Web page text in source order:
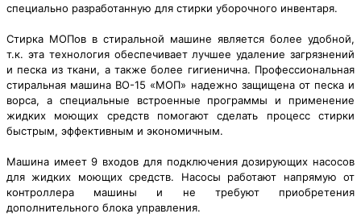
специально разработанную для стирки уборочного инвентаря.
Стирка МОПов в стиральной машине является более удобной,
т.к. эта технология обеспечивает лучшее удаление загрязнений
и песка из ткани, а также более гигиенична. Профессиональная
стиральная машина ВО-15 «МОП» надежно защищена от песка и
ворса, а специальные встроенные программы и применение
жидких моющих средств помогают сделать процесс стирки
быстрым, эффективным и экономичным.
Машина имеет 9 входов для подключения дозирующих насосов
для жидких моющих средств. Насосы работают напрямую от
контроллера машины и не требуют приобретения
дополнительного блока управления.